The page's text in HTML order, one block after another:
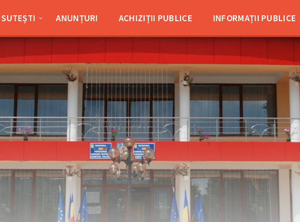
ANUNȚURI ACHIZIȚII PUBLICE INFORMAȚII PUBLICE